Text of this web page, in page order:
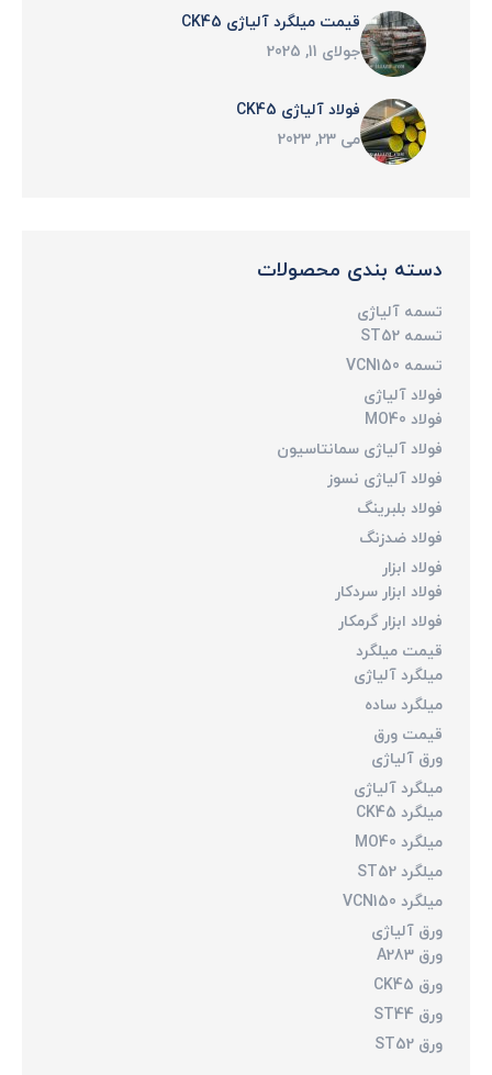
قیمت میلگرد آلیاژی CK45
جولای 11, 2025
فولاد آلیاژی CK45
می 23, 2023
دسته بندی محصولات
تسمه آلیاژی
تسمه ST52
تسمه VCN150
فولاد آلیاژی
فولاد MO40
فولاد آلیاژی سمانتاسیون
فولاد آلیاژی نسوز
فولاد بلبرینگ
فولاد ضدزنگ
فولاد ابزار
فولاد ابزار سردکار
فولاد ابزار گرمکار
قیمت میلگرد
میلگرد آلیاژی
میلگرد ساده
قیمت ورق
ورق آلیاژی
میلگرد آلیاژی
میلگرد CK45
میلگرد MO40
میلگرد ST52
میلگرد VCN150
ورق آلیاژی
ورق A283
ورق CK45
ورق ST44
ورق ST52